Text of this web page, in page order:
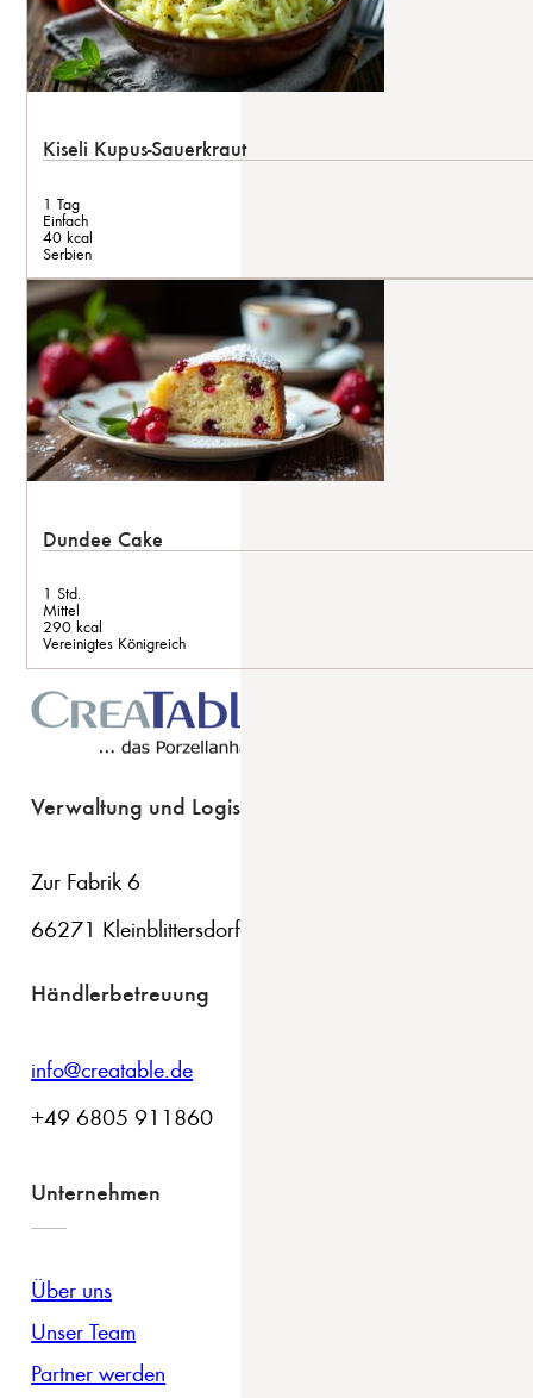
Kiseli Kupus-Sauerkraut
1 Tag
Einfach
40 kcal
Serbien
Dundee Cake
1 Std.
Mittel
290 kcal
Vereinigtes Königreich
Verwaltung und Logistik
Zur Fabrik 6
66271 Kleinblittersdorf
Händlerbetreuung
info@creatable.de
+49 6805 911860
Unternehmen
Über uns
Unser Team
Partner werden